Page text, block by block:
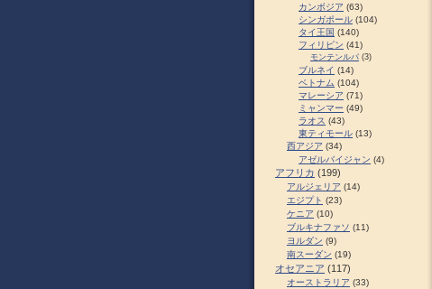
カンボジア (63)
シンガポール (104)
タイ王国 (140)
フィリピン (41)
モンテンルパ (3)
ブルネイ (14)
ベトナム (104)
マレーシア (71)
ミャンマー (49)
ラオス (43)
東ティモール (13)
西アジア (34)
アゼルバイジャン (4)
アフリカ (199)
アルジェリア (14)
エジプト (23)
ケニア (10)
ブルキナファソ (11)
ヨルダン (9)
南スーダン (19)
オセアニア (117)
オーストラリア (33)